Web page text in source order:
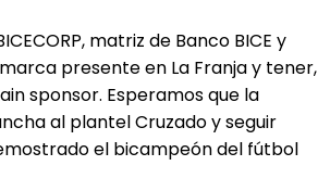
matriz de Banco BICE y
presente en La Franja y tener,
sponsor. Esperamos que la
al plantel Cruzado y seguir
el bicampeón del fútbol